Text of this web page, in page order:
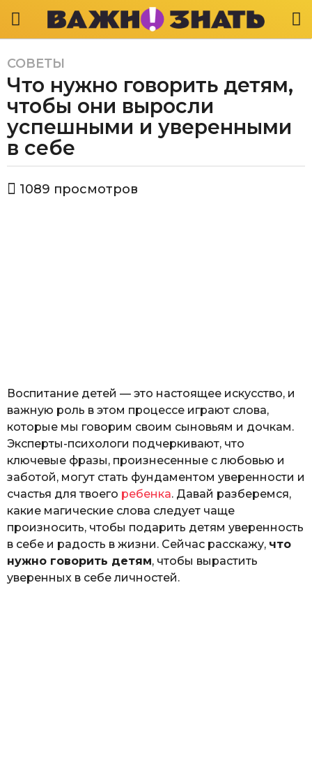
3
г
д
а
a
o
3
СОВЕТЫ
Что нужно говорить детям,
чтобы они выросли
успешными и уверенными
в себе
в
1089 просмотров
Воспитание детей — это настоящее искусство, и
важную роль в этом процессе играют слова,
которые мы говорим своим сыновьям и дочкам.
Эксперты-психологи подчеркивают, что
ключевые фразы, произнесенные с любовью и
заботой, могут стать фундаментом уверенности и
счастья для твоего ребенка. Давай разберемся,
какие магические слова следует чаще
произносить, чтобы подарить детям уверенность
в себе и радость в жизни. Сейчас расскажу, что
нужно говорить детям, чтобы вырастить
уверенных в себе личностей.